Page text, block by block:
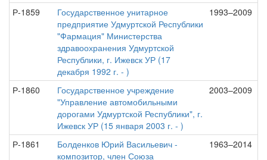
Р-1859
Государственное унитарное
предприятие Удмуртской Республики
"Фармация" Министерства
здравоохранения Удмуртской
Республики, г. Ижевск УР (17
декабря 1992 г. - )
1993–2009
Р-1860
Государственное учреждение
"Управление автомобильными
дорогами Удмуртской Республики", г.
Ижевск УР (15 января 2003 г. - )
2003–2009
Р-1861
Болденков Юрий Васильевич -
композитор, член Союза
1963–2014